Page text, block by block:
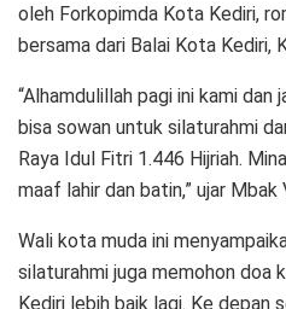
oleh Forkopimda Kota Kediri,
bersama dari Balai Kota Kediri,
“Alhamdulillah pagi ini kami
bisa sowan untuk silaturahmi
Raya Idul Fitri 1.446 Hijriah.
maaf lahir dan batin,” ujar Mbak
Wali kota muda ini
silaturahmi juga memohon doa
Kediri lebih baik lagi. Ke depan